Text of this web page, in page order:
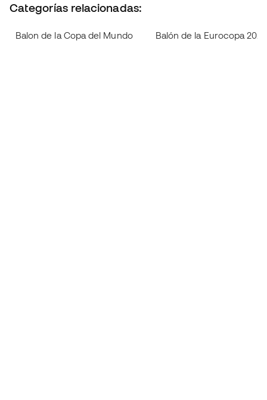
Categorías relacionadas:
Balon de la Copa del Mundo Balón de la Eurocopa 2025